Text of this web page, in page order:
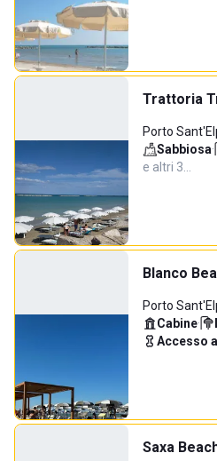
Trattoria
Porto
Sabbiosa·
e altri 3…
Blanco
Porto
Cabine·
Accesso
Saxa